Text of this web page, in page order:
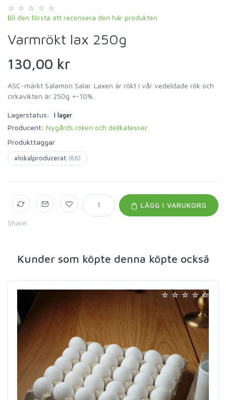
Bli den första att recensera den här produkten
Varmrökt lax 250g
130,00 kr
ASC-märkt Salamon Salar. Laxen är rökt i vår vedeldade rök och
cirkavikten är 250g +-10%.
Lagerstatus: I lager
Producent: Nygårds rökeri och delikatesser
Produkttaggar
#lokalproducerat (66)
Share:
LÄGG I VARUKORG
Kunder som köpte denna köpte också